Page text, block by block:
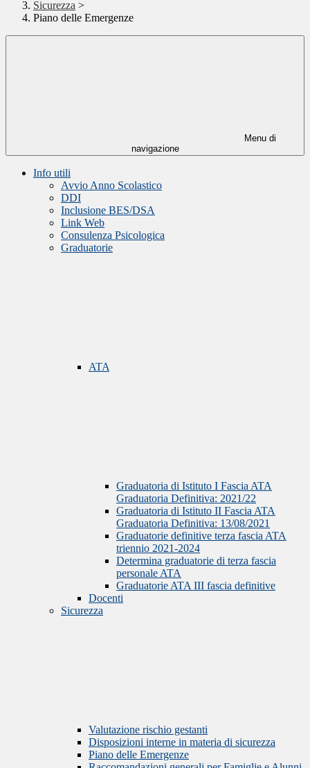
Sicurezza >
Piano delle Emergenze
Menu di
navigazione
Info utili
Avvio Anno Scolastico
DDI
Inclusione BES/DSA
Link Web
Consulenza Psicologica
Graduatorie
ATA
Graduatoria di Istituto I Fascia ATA
Graduatoria Definitiva: 2021/22
Graduatoria di Istituto II Fascia ATA
Graduatoria Definitiva: 13/08/2021
Graduatorie definitive terza fascia ATA
triennio 2021-2024
Determina graduatorie di terza fascia
personale ATA
Graduatorie ATA III fascia definitive
Docenti
Sicurezza
Valutazione rischio gestanti
Disposizioni interne in materia di sicurezza
Piano delle Emergenze